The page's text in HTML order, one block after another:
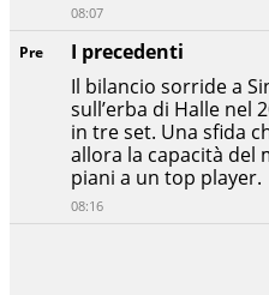
Pre
I precedenti
Il bilancio sorride a
sull’erba di Halle nel
in tre set. Una sfida
allora la capacità del
piani a un top player.
08:16
08:07